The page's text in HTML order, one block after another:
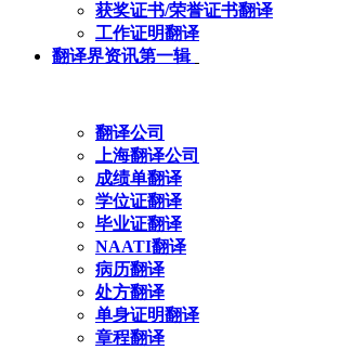
获奖证书/荣誉证书翻译
工作证明翻译
翻译界资讯第一辑
翻译公司
上海翻译公司
成绩单翻译
学位证翻译
毕业证翻译
NAATI翻译
病历翻译
处方翻译
单身证明翻译
章程翻译